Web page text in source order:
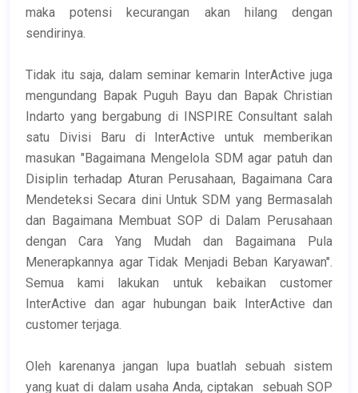
maka potensi kecurangan akan hilang dengan
sendirinya.
Tidak itu saja, dalam seminar kemarin InterActive juga
mengundang Bapak Puguh Bayu dan Bapak Christian
Indarto yang bergabung di INSPIRE Consultant salah
satu Divisi Baru di InterActive untuk memberikan
masukan "Bagaimana Mengelola SDM agar patuh dan
Disiplin terhadap Aturan Perusahaan, Bagaimana Cara
Mendeteksi Secara dini Untuk SDM yang Bermasalah
dan Bagaimana Membuat SOP di Dalam Perusahaan
dengan Cara Yang Mudah dan Bagaimana Pula
Menerapkannya agar Tidak Menjadi Beban Karyawan".
Semua kami lakukan untuk kebaikan customer
InterActive dan agar hubungan baik InterActive dan
customer terjaga.
Oleh karenanya jangan lupa buatlah sebuah sistem
yang kuat di dalam usaha Anda, ciptakan sebuah SOP